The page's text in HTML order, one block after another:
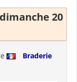
20
Braderie